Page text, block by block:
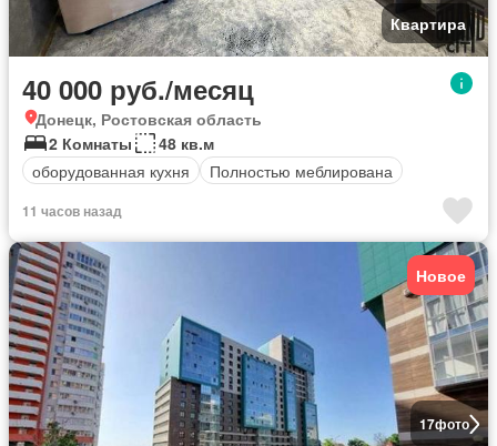
Квартира
40 000 руб./месяц
Донецк, Ростовская область
2 Комнаты
48 кв.м
оборудованная кухня
Полностью меблирована
11 часов назад
17фото
Новое